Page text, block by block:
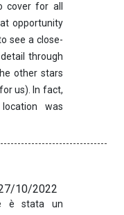
cover for all
opportunity
see a close-
through
other stars
us). In fact,
was
27/10/2022
è stata un